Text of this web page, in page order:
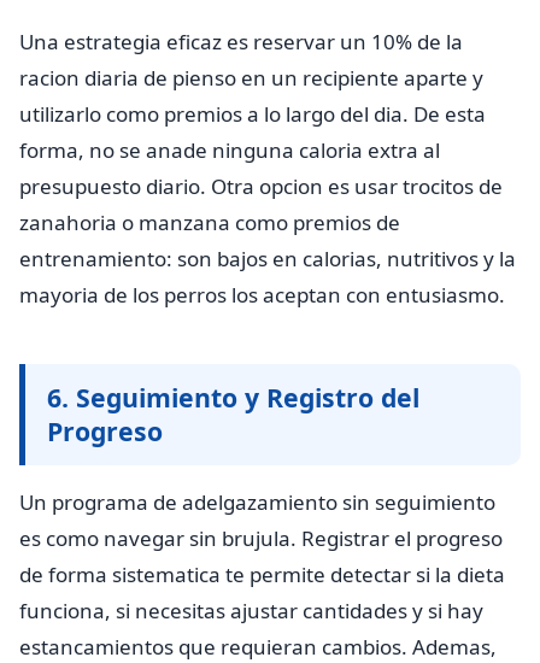
Una estrategia eficaz es reservar un 10% de la
racion diaria de pienso en un recipiente aparte y
utilizarlo como premios a lo largo del dia. De esta
forma, no se anade ninguna caloria extra al
presupuesto diario. Otra opcion es usar trocitos de
zanahoria o manzana como premios de
entrenamiento: son bajos en calorias, nutritivos y la
mayoria de los perros los aceptan con entusiasmo.
6. Seguimiento y Registro del
Progreso
Un programa de adelgazamiento sin seguimiento
es como navegar sin brujula. Registrar el progreso
de forma sistematica te permite detectar si la dieta
funciona, si necesitas ajustar cantidades y si hay
estancamientos que requieran cambios. Ademas,